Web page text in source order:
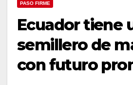
PASO FIRME
Ecuador tiene
semillero de
con futuro